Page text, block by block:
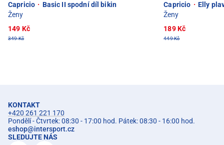
Capricio · Basic II spodní díl bikin
Ženy
149 Kč
349 Kč
Capricio · Elly
Ženy
189 Kč
449 Kč
KONTAKT
+420 261 221 170
Pondělí - Čtvrtek: 08:30 - 17:00 hod. Pátek: 08:30 - 16:00 hod.
eshop@intersport.cz
SLEDUJTE NÁS